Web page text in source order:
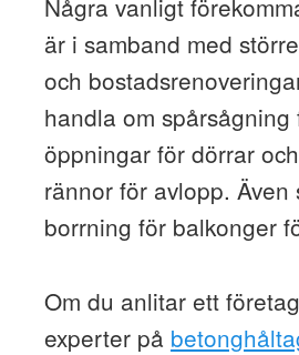
Några vanligt
är i samband med
och
handla om spårsågning
öppningar för dörrar
rännor för avlopp. Även
borrning för balkonger
Om du anlitar ett
experter på